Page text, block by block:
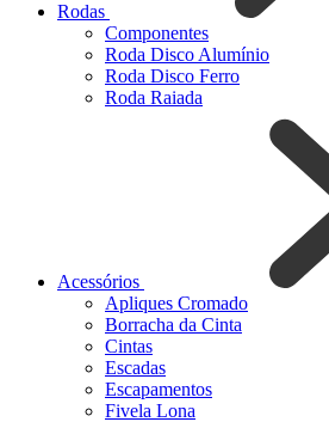
Rodas
Componentes
Roda Disco Alumínio
Roda Disco Ferro
Roda Raiada
Acessórios
Apliques Cromado
Borracha da Cinta
Cintas
Escadas
Escapamentos
Fivela Lona